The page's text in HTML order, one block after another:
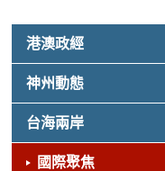
港澳政經
神州動態
台海兩岸
國際聚焦